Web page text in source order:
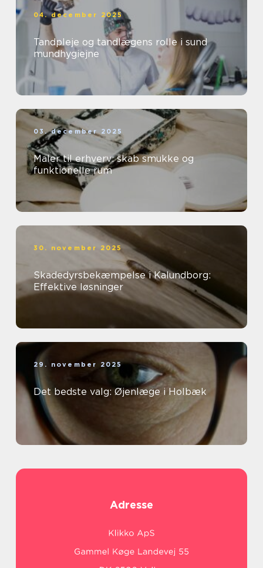
04. december 2025
Tandpleje og tandlægens rolle i sund
mundhygiejne
03. december 2025
Maler til erhverv: skab smukke og
funktionelle rum
30. november 2025
Skadedyrsbekæmpelse i Kalundborg:
Effektive løsninger
29. november 2025
Det bedste valg: Øjenlæge i Holbæk
Adresse